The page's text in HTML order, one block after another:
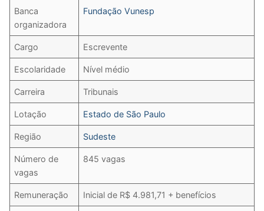
Banca
organizadora
Fundação Vunesp
Cargo Escrevente
Escolaridade Nível médio
Carreira Tribunais
Lotação Estado de São Paulo
Região Sudeste
Número de
vagas
845 vagas
Remuneração Inicial de R$ 4.981,71 + benefícios